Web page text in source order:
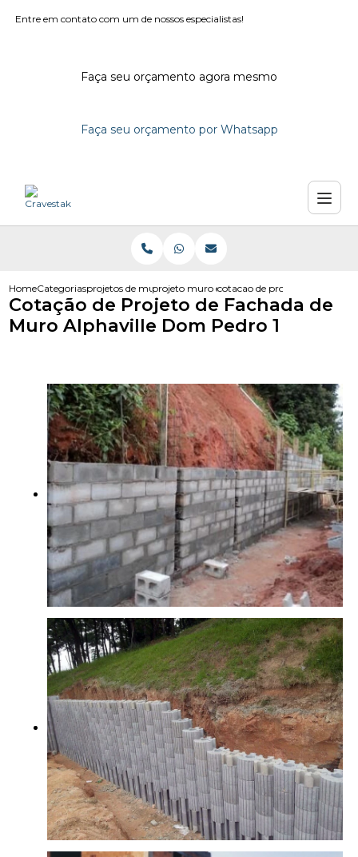
Entre em contato com um de nossos especialistas!
Faça seu orçamento agora mesmo
Faça seu orçamento por Whatsapp
HomeCategoriasprojetos de muroprojeto muro em campinas
cotacao de projeto de
Cotação de Projeto de Fachada de
Muro Alphaville Dom Pedro 1